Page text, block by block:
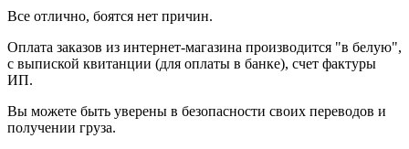
Все отлично, боятся нет причин.
Оплата заказов из интернет-магазина производится "в белую",
с выпиской квитанции (для оплаты в банке), счет фактуры
ИП.
Вы можете быть уверены в безопасности своих переводов и
получении груза.